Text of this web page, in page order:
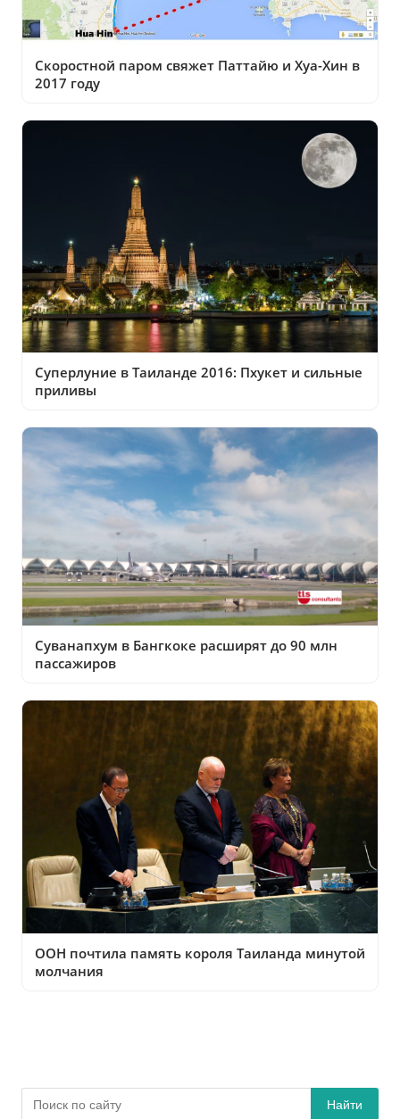
Скоростной паром свяжет Паттайю и Хуа-Хин в
2017 году
Суперлуние в Таиланде 2016: Пхукет и сильные
приливы
Суванапхум в Бангкоке расширят до 90 млн
пассажиров
ООН почтила память короля Таиланда минутой
молчания
Найти